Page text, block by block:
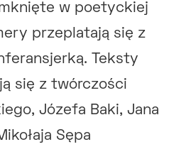
w poetyckiej
przeplatają się z
Teksty
się z twórczości
Józefa Baki, Jana
Sępa